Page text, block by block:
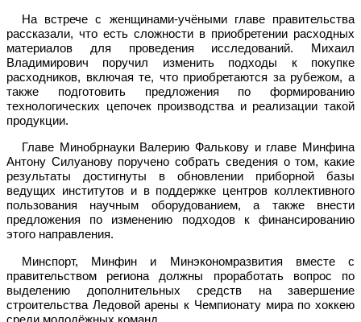
На встрече с женщинами-учёными главе правительства
рассказали, что есть сложности в приобретении расходных
материалов для проведения исследований. Михаил
Владимирович поручил изменить подходы к покупке
расходников, включая те, что приобретаются за рубежом, а
также подготовить предложения по формированию
технологических цепочек производства и реализации такой
продукции.
Главе Минобрнауки Валерию Фалькову и главе Минфина
Антону Силуанову поручено собрать сведения о том, какие
результаты достигнуты в обновлении приборной базы
ведущих институтов и в поддержке центров коллективного
пользования научным оборудованием, а также внести
предложения по изменению подходов к финансированию
этого направления.
Минспорт, Минфин и Минэкономразвития вместе с
правительством региона должны проработать вопрос по
выделению дополнительных средств на завершение
строительства Ледовой арены к Чемпионату мира по хоккею
среди молодёжных команд.